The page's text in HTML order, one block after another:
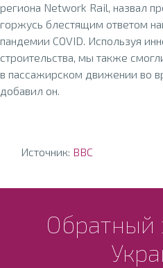
региона Network Rail, назвал
горжусь блестящим ответом
пандемии COVID. Используя
строительства, мы также
в пассажирском движении во
добавил он.
Источник: ВВС
Обратный